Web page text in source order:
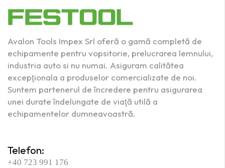
Avalon Tools Impex Srl oferă o gamă completă de
echipamente pentru vopsitorie, prelucrarea lemnului,
industria auto si nu numai. Asiguram calitătea
excepţionala a produselor comercializate de noi.
Suntem partenerul de încredere pentru asigurarea
unei durate îndelungate de viaţă utilă a
echipamentelor dumneavoastră.
Telefon:
+40 723 991 176